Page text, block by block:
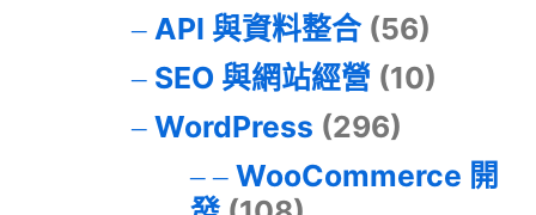
API 與資料整合(56)
SEO 與網站經營 (10)
WordPress (296)
WooCommerce 開